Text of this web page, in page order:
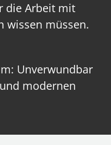
die Arbeit mit
wissen müssen.
Unverwundbar
modernen